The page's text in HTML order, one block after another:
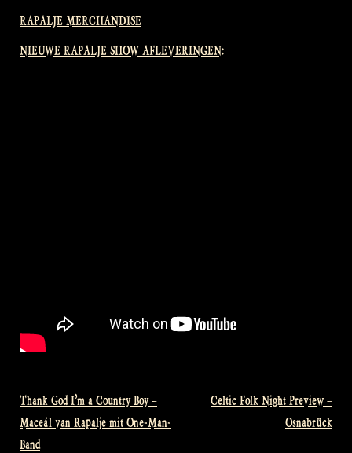
RAPALJE MERCHANDISE
NIEUWE RAPALJE SHOW AFLEVERINGEN:
Bericht
navigatie
Thank God I’m a Country Boy –
Maceál van Rapalje mit One-Man-
Band
Celtic Folk Night Preview –
Osnabrück